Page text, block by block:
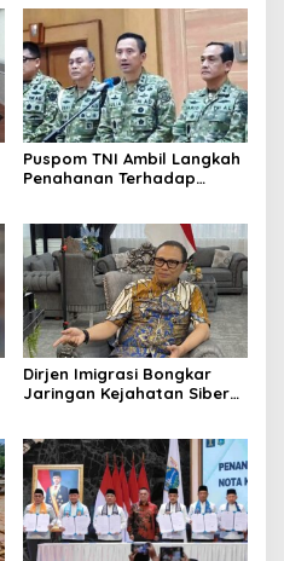
​Puspom TNI Ambil Langkah
Penahanan Terhadap
Dirjen Imigrasi Bongkar
Jaringan Kejahatan Siber